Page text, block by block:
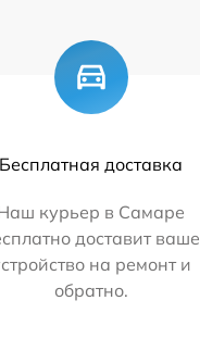
Бесплатная доставка
курьер в Самаре
доставит ваше
на ремонт и
обратно.